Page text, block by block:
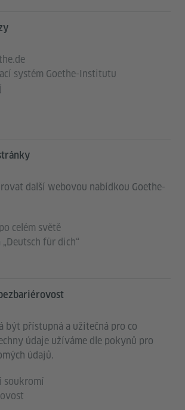
systém Goethe-Institutu
další webovou nabídkou Goethe-
celém světě
für dich“
být přístupná a užitečná pro co
údaje užíváme dle pokynů pro
údajů.
soukromí